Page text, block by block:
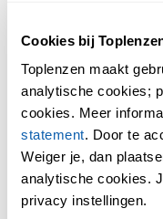
Cookies bij
Toplenzen maakt
analytische cookies;
cookies. Meer
statement. Door te
Weiger je, dan
analytische cookies.
privacy instellingen.
BEOORDELINGEN
MULTIFOCAL
Gemiddelde
Gebaseerd op0